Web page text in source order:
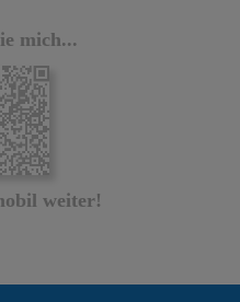
mich...
weiter!